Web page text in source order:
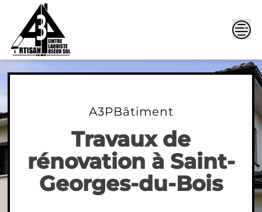
A3PBâtiment
Travaux de
rénovation à Saint-
Georges-du-Bois